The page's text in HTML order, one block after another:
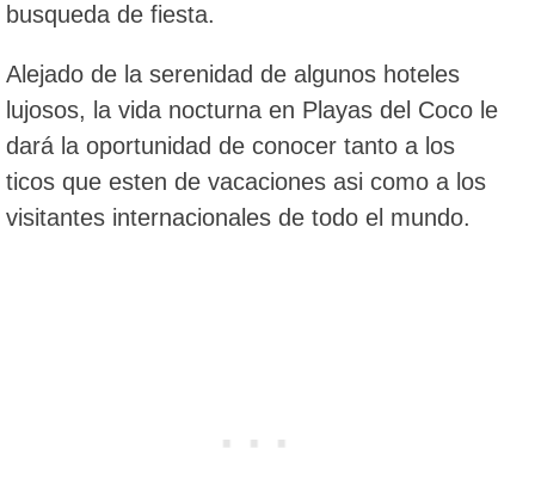
busqueda de fiesta.
Alejado de la serenidad de algunos hoteles
lujosos, la vida nocturna en Playas del Coco le
dará la oportunidad de conocer tanto a los
ticos que esten de vacaciones asi como a los
visitantes internacionales de todo el mundo.